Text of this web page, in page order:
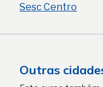
Sesc Centro
Outras